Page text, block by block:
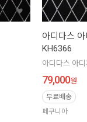
아디다스
KH6366
아디다스 아
79,000원
무료배송
페쿠니아